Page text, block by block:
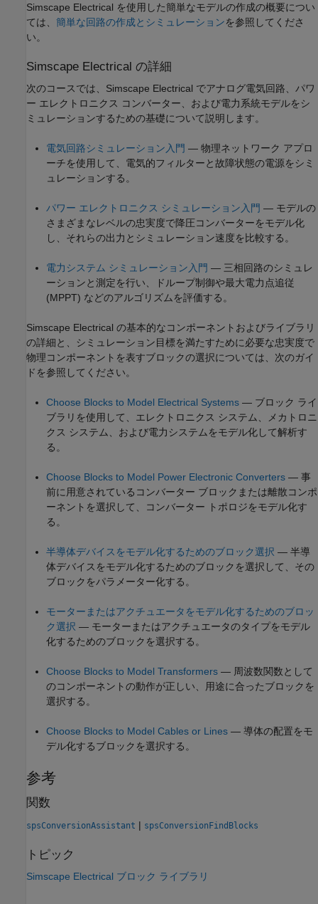
Simscape Electrical を使用した簡単なモデルの作成の概要につい
ては、 簡単な回路の作成とシミュレーションを参照してくださ
い。
Simscape Electrical の詳細
次のコースでは、 Simscape Electrical でアナログ電気回路、パワ
ー エレクトロニクス コンバーター、および電力系統モデルをシ
ミュレーションするための基礎について説明します。
電気回路シミュレーション入門 — 物理ネットワーク アプロ
ーチを使用して、電気的フィルターと故障状態の電源をシミ
ュレーションする。
パワー エレクトロニクス シミュレーション入門 — モデルの
さまざまなレベルの忠実度で降圧コンバーターをモデル化
し、それらの出力とシミュレーション速度を比較する。
電力システム シミュレーション入門 — 三相回路のシミュレ
ーションと測定を行い、ドループ制御や最大電力点追従
(MPPT) などのアルゴリズムを評価する。
Simscape Electrical の基本的なコンポーネントおよびライブラリ
の詳細と、シミュレーション目標を満たすために必要な忠実度で
物理コンポーネントを表すブロックの選択については、次のガイ
ドを参照してください。
Choose Blocks to Model Electrical Systems — ブロック ライ
ブラリを使用して、エレクトロニクス システム、メカトロニ
クス システム、および電力システムをモデル化して解析す
る。
Choose Blocks to Model Power Electronic Converters — 事
前に用意されているコンバーター ブロックまたは離散コンポ
ーネントを選択して、コンバーター トポロジをモデル化す
る。
半導体デバイスをモデル化するためのブロック選択 — 半導
体デバイスをモデル化するためのブロックを選択して、その
ブロックをパラメーター化する。
モーターまたはアクチュエータをモデル化するためのブロッ
ク選択 — モーターまたはアクチュエータのタイプをモデル
化するためのブロックを選択する。
Choose Blocks to Model Transformers — 周波数関数として
のコンポーネントの動作が正しい、用途に合ったブロックを
選択する。
Choose Blocks to Model Cables or Lines — 導体の配置をモ
デル化するブロックを選択する。
参考
関数
spsConversionAssistant | spsConversionFindBlocks
トピック
Simscape Electrical ブロック ライブラリ